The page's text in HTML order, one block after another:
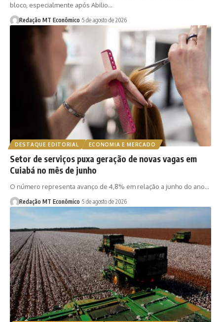
bloco, especialmente após Abilio…
Redação MT Econômico 5 de agosto de 2026
DESTAQUE EDITORIAL ECONOMIA E MERCADO
Setor de serviços puxa geração de novas vagas em
Cuiabá no mês de junho
O número representa avanço de 4,8% em relação a junho do ano…
Redação MT Econômico 5 de agosto de 2026